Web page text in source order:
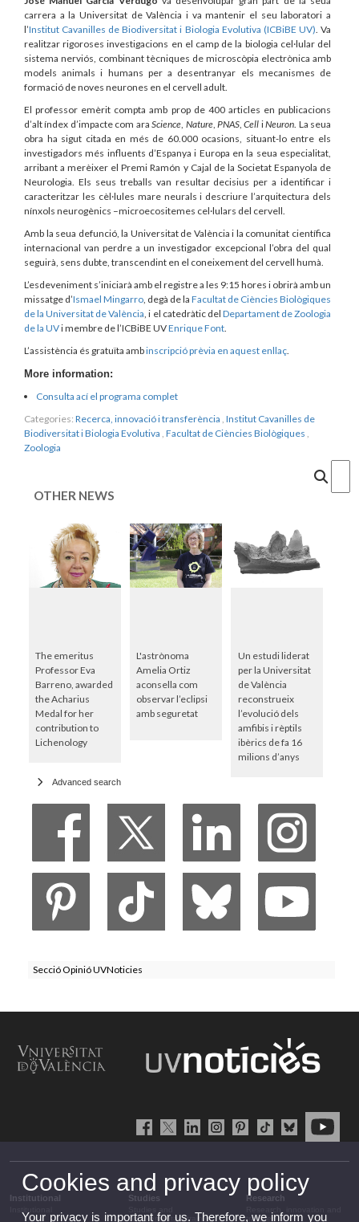
carrera a la Universitat de València i va mantenir el seu laboratori a
l’Institut Cavanilles de Biodiversitat i Biologia Evolutiva (ICBiBE UV) . Va
realitzar rigoroses investigacions en el camp de la biologia cel·lular del
sistema nerviós, combinant tècniques de microscòpia electrònica amb
models animals i humans per a desentranyar els mecanismes de
formació de noves neurones en el cervell adult.
El professor emèrit compta amb prop de 400 articles en publicacions
d’alt índex d’impacte com araScience Nature, PNAS,Cell iNeuron . La seua
obra ha sigut citada en més de 60.000 ocasions, situant-lo entre els
investigadors més influents d’Espanya i Europa en la seua especialitat,
arribant a merèixer el Premi Ramón y Cajal de la Societat Espanyola de
Neurologia. Els seus treballs van resultar decisius per a identificar i
caracteritzar les cèl·lules mare neurals i descriure l’arquitectura dels
nínxols neurogènics –microecositemes cel·lulars del cervell.
Amb la seua defunció, la Universitat de València i la comunitat científica
internacional van perdre a un investigador excepcional l’obra del qual
seguirà, sens dubte, transcendint en el coneixement del cervell humà.
L’esdeveniment s’iniciarà amb el registre a les 9:15 hores i obrirà amb un
missatge d’Ismael Mingarro , degà de la Facultat de Ciències Biològiques
de la Universitat de València , i el catedràtic del Departament de Zoologia
de la UVi membre de l’ICBiBE UVEnrique Font
L’assistència és gratuïta ambinscripció prèvia en aquest enllaç
More information:
Consulta ací el programa complet
Categories: Recerca, innovació i transferència Institut Cavanilles de
Biodiversitat i Biologia Evolutiva Facultat de Ciències Biològiques
Zoologia
OTHER NEWS
The emeritus
Professor Eva
Barreno, awarded
the Acharius
Medal for her
contribution to
Lichenology
L'astrònoma
Amelia Ortiz
aconsella com
observar l’eclipsi
amb seguretat
Un estudi liderat
per la Universitat
de València
reconstrueix
l’evolució dels
amfibis i rèptils
ibèrics de fa 16
milions d’anys
Advanced search
Secció Opinió UVNoticies
Institutional Studies
complementary training
Research
transfer
Cookies and privacy policy
Your privacy is important for us. Therefore, we inform you